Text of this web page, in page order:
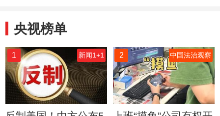
央视榜单
1 新闻1+1 2 中国法治观察